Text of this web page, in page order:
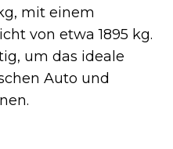
mit einem
von etwa 1895 kg.
um das ideale
Auto und